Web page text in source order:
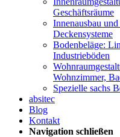
Geschäftsräume
Innenausbau
Deckensysteme
Bodenbeläge:
Industrieböden
Wohnzimmer,
Spezielle sachs
absitec
Blog
Kontakt
Navigation schließen